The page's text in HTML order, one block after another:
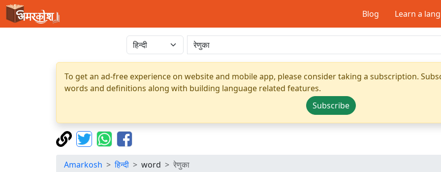
Blog Learn a
To get an ad-free experience on website and mobile app, please consider taking a subscription.
words and definitions along with building language related features.
Subscribe
Amarkosh हिन्दी word रेणुका